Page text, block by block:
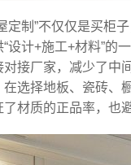
定制”不仅仅是买柜
设计+施工+材料”的
接厂家，减少了中
选择地板、瓷砖、
材质的正品率，也